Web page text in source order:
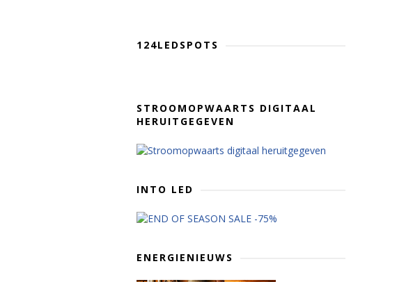
124LEDSPOTS
STROOMOPWAARTS DIGITAAL
HERUITGEGEVEN
INTO LED
ENERGIENIEUWS